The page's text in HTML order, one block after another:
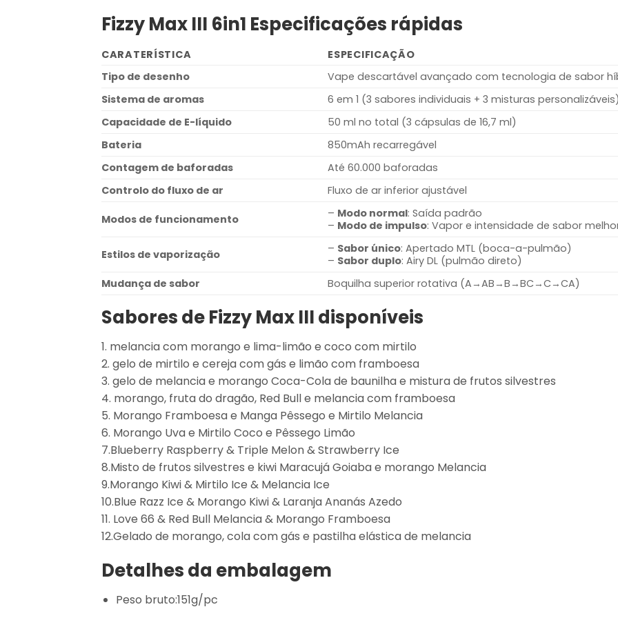
Fizzy Max III 6in1 Especificações rápidas
CARATERÍSTICA
ESPECIFICAÇÃO
Tipo de desenho
Vape descartável avançado com tecnologia de sabor
Sistema de aromas
6 em 1 (3 sabores individuais + 3 misturas personalizáveis)
Capacidade de E-líquido
50 ml no total (3 cápsulas de 16,7 ml)
Bateria
850mAh recarregável
Contagem de baforadas
Até 60.000 baforadas
Controlo do fluxo de ar
Fluxo de ar inferior ajustável
Modos de funcionamento – Modo normal: Saída padrão
– Modo de impulso: Vapor e intensidade de sabor
Estilos de vaporização – Sabor único: Apertado MTL (boca-a-pulmão)
– Sabor duplo: Airy DL (pulmão direto)
Mudança de sabor
Boquilha superior rotativa (A→AB→B→BC→C→CA)
Sabores de Fizzy Max III disponíveis
1. melancia com morango e lima-limão e coco com mirtilo
2. gelo de mirtilo e cereja com gás e limão com framboesa
3. gelo de melancia e morango Coca-Cola de baunilha e mistura de frutos silvestres
4. morango, fruta do dragão, Red Bull e melancia com framboesa
5. Morango Framboesa e Manga Pêssego e Mirtilo Melancia
6. Morango Uva e Mirtilo Coco e Pêssego Limão
7.Blueberry Raspberry & Triple Melon & Strawberry Ice
8.Misto de frutos silvestres e kiwi Maracujá Goiaba e morango Melancia
9.Morango Kiwi & Mirtilo Ice & Melancia Ice
10.Blue Razz Ice & Morango Kiwi & Laranja Ananás Azedo
11. Love 66 & Red Bull Melancia & Morango Framboesa
12.Gelado de morango, cola com gás e pastilha elástica de melancia
Detalhes da embalagem
Peso bruto:151g/pc